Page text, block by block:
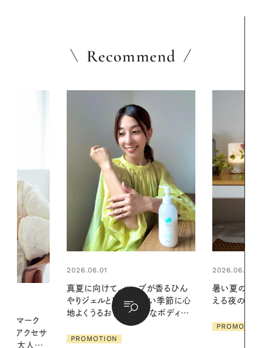
Recommend
2026.06.01
暑い夏のナイトルーティン。私を整
える夜の爽やかご褒美ケア
2026.06.01
お出かけ前
の一日。汗ば